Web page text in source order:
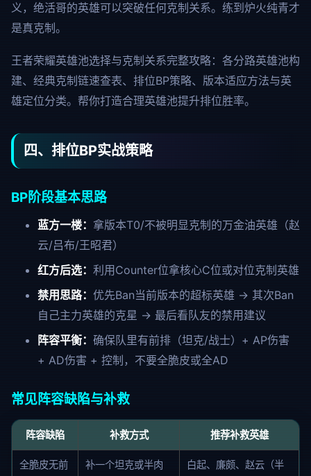
义，绝活哥的英雄可以突破任何克制关系。练到炉火纯青才
是真克制。
王者荣耀英雄池选择与克制关系完整攻略：各分路英雄池构
建、经典克制链速查表、排位BP策略、版本适应方法与英
雄定位分类。帮你打造合理英雄池提升排位胜率。
四、排位BP实战策略
BP阶段基本思路
蓝方一楼： 拿版本T0/不被明显克制的万金油英雄（赵
云/吕布/王昭君）
红方后选： 利用Counter位拿核心C位或对位克制英雄
禁用思路： 优先Ban当前版本的超标英雄 → 其次Ban
自己主力英雄的克星 → 最后看队友的禁用建议
阵容平衡： 确保队里有前排（坦克/战士）+ AP伤害
+ AD伤害 + 控制，不要全脆皮或全AD
常见阵容缺陷与补救
阵容缺陷 补救方式 推荐补救英雄
全脆皮无前
补一个坦克或半肉
白起、廉颇、赵云（半